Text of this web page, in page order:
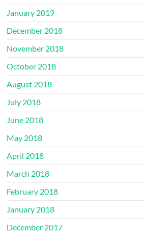
January 2019
December 2018
November 2018
October 2018
August 2018
July 2018
June 2018
May 2018
April 2018
March 2018
February 2018
January 2018
December 2017